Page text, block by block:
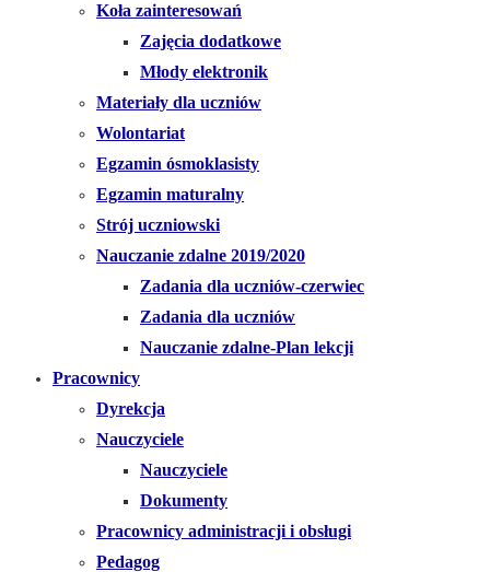
Koła zainteresowań
Zajęcia dodatkowe
Młody elektronik
Materiały dla uczniów
Wolontariat
Egzamin ósmoklasisty
Egzamin maturalny
Strój uczniowski
Nauczanie zdalne 2019/2020
Zadania dla uczniów-czerwiec
Zadania dla uczniów
Nauczanie zdalne-Plan lekcji
Pracownicy
Dyrekcja
Nauczyciele
Nauczyciele
Dokumenty
Pracownicy administracji i obsługi
Pedagog